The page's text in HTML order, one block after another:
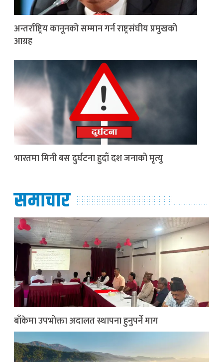
अन्तर्राष्ट्रिय कानूनको सम्मान गर्न राष्ट्रसंघीय प्रमुखको
आग्रह
भारतमा मिनी बस दुर्घटना हुदाँ दश जनाको मृत्यु
समाचार
बाँकेमा उपभोक्ता अदालत स्थापना हुनुपर्ने माग